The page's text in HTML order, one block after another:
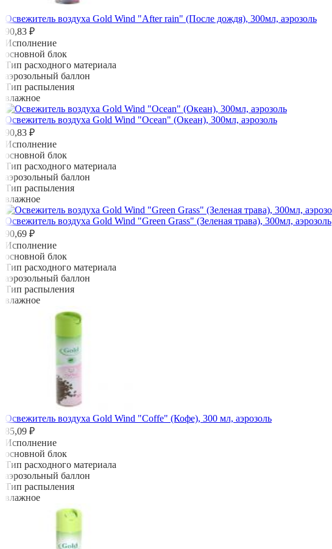
Освежитель воздуха Gold Wind "After rain" (После дождя), 300мл, аэрозоль
90,83 ₽
Исполнение
основной блок
Тип расходного материала
аэрозольный баллон
Тип распыления
влажное
Освежитель воздуха Gold Wind "Ocean" (Океан), 300мл, аэрозоль
90,83 ₽
Исполнение
основной блок
Тип расходного материала
аэрозольный баллон
Тип распыления
влажное
Освежитель воздуха Gold Wind "Green Grass" (Зеленая трава), 300мл, аэрозоль
90,69 ₽
Исполнение
основной блок
Тип расходного материала
аэрозольный баллон
Тип распыления
влажное
Освежитель воздуха Gold Wind "Coffe" (Кофе), 300 мл, аэрозоль
85,09 ₽
Исполнение
основной блок
Тип расходного материала
аэрозольный баллон
Тип распыления
влажное